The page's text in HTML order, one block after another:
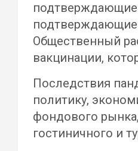
подтверждающие
Общественный
вакцинации,
Последствия
политику,
фондового
гостиничного и